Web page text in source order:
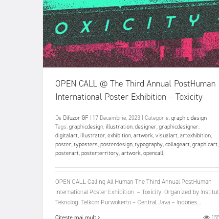
OPEN CALL @ The Third Annual PostHuman
International Poster Exhibition – Toxicity
De Difuzor GF 17 Decembrie, 2023 Categorie:graphic design
Tags:graphicdesign, illustration,designer,graphicdesigner,
digitalart, illustrator,exhibition,artwork,visualart,artexhibition,
poster,typosters,posterdesign,typography,collageart,graphicart,
posterart,posterterritory,artwork,opencall,
OPEN CALL Calling All Human The Third Annual PostHuman
International Poster Exhibition – Toxicity Organized by Institut
Teknologi Telkom Purwokerto – Central Java – Indones...